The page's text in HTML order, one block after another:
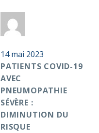
Covid-
19
pneumopathie
sévère
:
diminution
du
risque
thromboembolique
14 mai 2023
PATIENTS COVID-19
AVEC
PNEUMOPATHIE
SÉVÈRE :
DIMINUTION DU
RISQUE